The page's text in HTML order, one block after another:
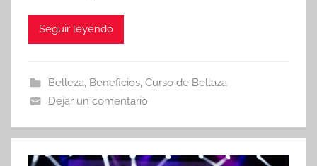
Seguir leyendo
Belleza Beneficios, Curso de Bellaza
Dejar un comentario